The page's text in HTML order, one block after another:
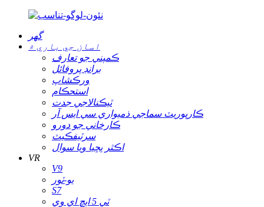
گھر
اسان جي باري ۾
ڪمپني جو تعارف
برانڊ پروفائل
ورڪشاپ
استحڪام
ٽيڪنالاجي جدت
ڪارپوريٽ سماجي ذميواري سي ايس آر
ڪارخاني جو دورو
سرٽيفڪيٽ
اڪثر پڇيا ويا سوال
VR
V9
يو-ٽور
S7
ٽي 5 ايڇ اي وي